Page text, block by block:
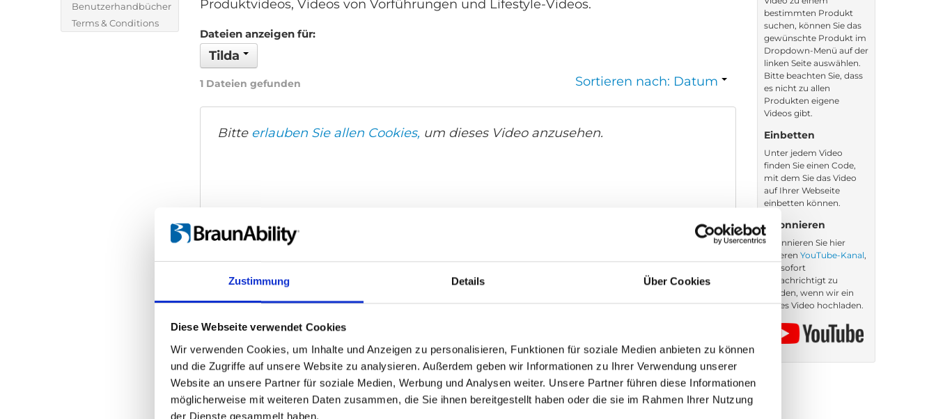
Zustimmung Details Über Cookies
Diese Webseite verwendet Cookies
Wir verwenden Cookies, um Inhalte und Anzeigen zu personalisieren, Funktionen für soziale Medien anbieten zu können
und die Zugriffe auf unsere Website zu analysieren. Außerdem geben wir Informationen zu Ihrer Verwendung unserer
Website an unsere Partner für soziale Medien, Werbung und Analysen weiter. Unsere Partner führen diese Informationen
möglicherweise mit weiteren Daten zusammen, die Sie ihnen bereitgestellt haben oder die sie im Rahmen Ihrer Nutzung
der Dienste gesammelt haben.
Benutzerhandbücher
Terms & Conditions
Produktvideos, Videos von Vorführungen und Lifestyle-Videos.
Dateien anzeigen für:
Tilda
1 Dateien gefunden Sortieren nach: Datum
Bitte erlauben Sie allen Cookies, um dieses Video anzusehen.
bestimmten Produkt
suchen, können Sie das
gewünschte Produkt im
Dropdown-Menü auf der
linken Seite auswählen.
Bitte beachten Sie, dass
es nicht zu allen
Produkten eigene
Videos gibt.
Einbetten
Unter jedem Video
finden Sie einen Code,
mit dem Sie das Video
auf Ihrer Webseite
einbetten können.
Abonnieren
Abonnieren Sie hier
unseren YouTube-Kanal,
um sofort
benachrichtigt zu
werden, wenn wir ein
neues Video hochladen.